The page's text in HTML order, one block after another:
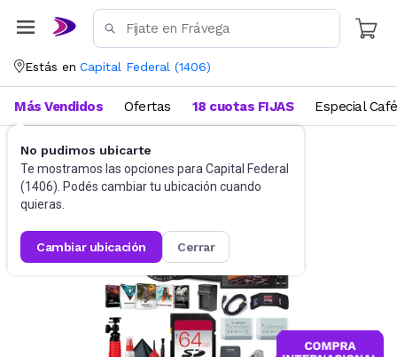
Estás en Capital Federal (1406)
No pudimos ubicarte
Te mostramos las opciones para Capital Federal
(1406). Podés cambiar tu ubicación cuando
quieras.
cambiar ubicación cerrar
Más Vendidos Ofertas 18 cuotas FIJAS Especial Café
Cámaras fotográficas